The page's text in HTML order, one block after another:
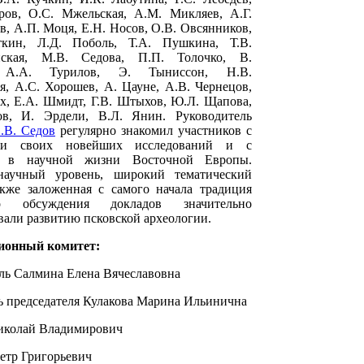
О.С. Мжельская, А.М. Микляев, А.Г.
А.П. Моця, Е.Н. Носов, О.В. Овсянников,
Л.Д. Поболь, Т.А. Пушкина, Т.В.
М.В. Седова, П.П. Толочко, В.
А.А. Турилов, Э. Тыниссон, Н.В.
А.С. Хорошев, А. Цауне, А.В. Чернецов,
Е.А. Шмидт, Г.В. Штыхов, Ю.Л. Щапова,
И. Эрдели, В.Л. Янин. Руководитель
Седов регулярно знакомил участников с
своих новейших исследований и с
в научной жизни Восточной Европы.
уровень, широкий тематический
заложенная с самого начала традиция
обсуждения докладов значительно
развитию псковской археологии.
комитет:
Салмина Елена Вячеславовна
председателя Кулакова Марина Ильинична
Владимирович
Григорьевич